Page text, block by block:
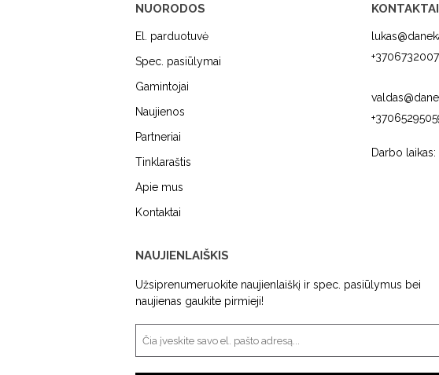
NUORODOS
El. parduotuvė
Spec. pasiūlymai
Gamintojai
DUNAVOX
KAMADO BONO SIEMENS
Naujienos
Partneriai
Tinklaraštis
Apie mus
Kontaktai
KONTAKTAI
Darbo
NAUJIENLAIŠKIS
Užsiprenumeruokite naujienlaiškį ir spec. pasiūlymus bei
naujienas gaukite pirmieji!